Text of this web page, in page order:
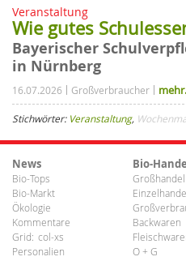
Veranstaltung
Wie gutes
Bayerischer
in Nürnberg
16.07.2026 Großverbraucher
Stichwörter: Veranstaltung,
News
Bio-Tops
Bio-Markt
Ökologie
Kommentare
Grid: col-xs
Personalien
Bio-Handel
Großhandel
Backwaren
O + G